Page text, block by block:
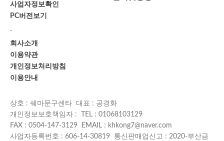
사업자정보확인
PC버전보기
-
회사소개
이용약관
개인정보처리방침
이용안내
상호 : 쉐마문구센타 대표 : 공경화
개인정보보호책임자 : TEL : 01068103129
FAX : 0504-147-3129 EMAIL : khkong7@naver.com
사업자등록번호 : 606-14-30819 통신판매업신고 : 2020-부산금